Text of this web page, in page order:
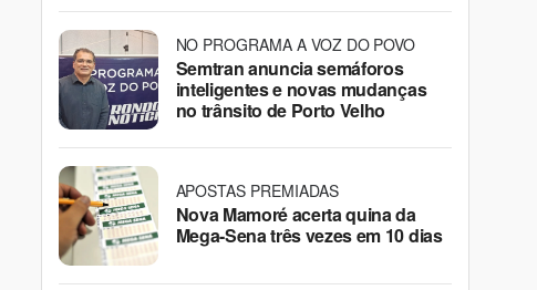
NO PROGRAMA A VOZ DO POVO
Semtran anuncia semáforos
inteligentes e novas mudanças
no trânsito de Porto Velho
APOSTAS PREMIADAS
Nova Mamoré acerta quina da
Mega-Sena três vezes em 10 dias